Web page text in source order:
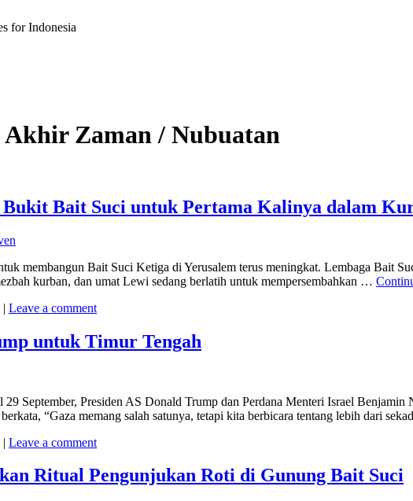
for Indonesia
Akhir Zaman / Nubuatan
Bait Suci untuk Pertama Kalinya dalam
membangun Bait Suci Ketiga di Yerusalem terus meningkat. Lembaga Bait
kurban, dan umat Lewi sedang berlatih untuk mempersembahkan …
| Leave a comment
untuk Timur Tengah
September, Presiden AS Donald Trump dan Perdana Menteri Israel
“Gaza memang salah satunya, tetapi kita berbicara tentang lebih dari
| Leave a comment
Ritual Pengunjukan Roti di Gunung Bait Suci